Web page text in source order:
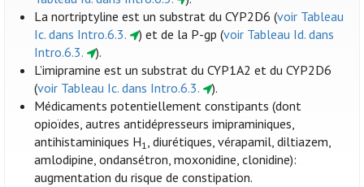
La nortriptyline est un substrat du CYP2D6 (voir Tableau
Ic. dans Intro.6.3.
) et de la P-gp (voir Tableau Id. dans
Intro.6.3.
).
L’imipramine est un substrat du CYP1A2 et du CYP2D6
(voir Tableau Ic. dans Intro.6.3.
).
Médicaments potentiellement constipants (dont
opioïdes, autres antidépresseurs imipraminiques,
antihistaminiques H1, diurétiques, vérapamil, diltiazem,
amlodipine, ondansétron, moxonidine, clonidine):
augmentation du risque de constipation.